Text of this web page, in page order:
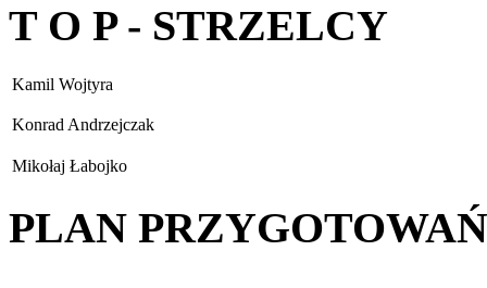
T O P - STRZELCY
Kamil Wojtyra
Konrad Andrzejczak
Mikołaj Łabojko
PLAN PRZYGOTOWAŃ